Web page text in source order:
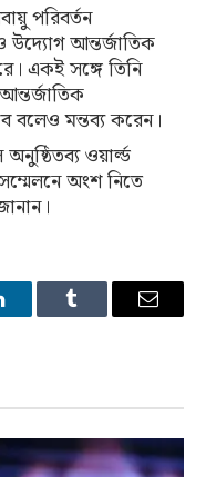
পরিবর্তন
উদ্যোগ আন্তর্জাতিক
একই সঙ্গে তিনি
বলেও মন্তব্য করেন।
ওয়ার্ল্ড
অংশ নিতে
Tumblr Email